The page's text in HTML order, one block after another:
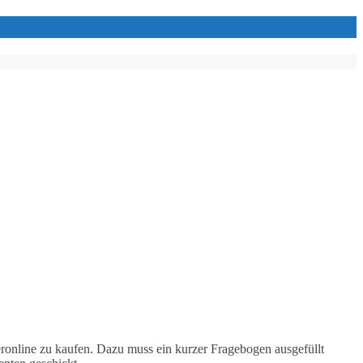
zu kaufen. Dazu muss ein kurzer Fragebogen ausgefüllt